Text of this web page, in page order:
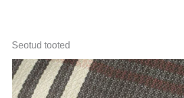
Seotud tooted